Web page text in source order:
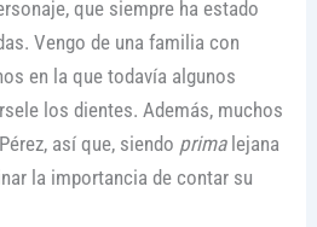
que siempre ha estado
Vengo de una familia con
en la que todavía algunos
los dientes. Además, muchos
así que, siendo primalejana
la importancia de contar su